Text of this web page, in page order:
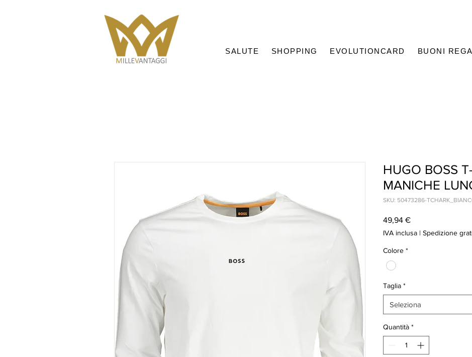
SALUTE SHOPPING EVOLUTIONCARD BUONI
HUGO BOSS
MANICHE
SKU: 50473286-
49,94 €Prezzo
IVA inclusa | Spedizione
Colore *
Taglia *
Seleziona
Quantità *